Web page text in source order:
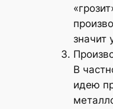
значит
В
идею